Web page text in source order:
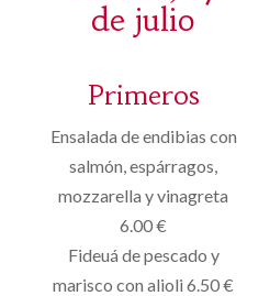
de julio
Primeros
Ensalada de endibias con
salmón, espárragos,
mozzarella y vinagreta
6.00 €
Fideuá de pescado y
marisco con alioli 6.50 €